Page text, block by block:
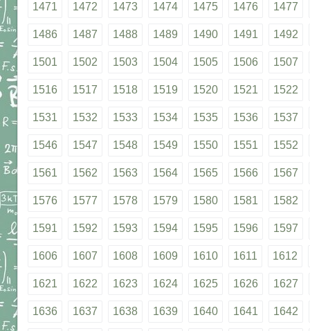
1471 1472 1473 1474 1475 1476 1477
1486 1487 1488 1489 1490 1491 1492
1501 1502 1503 1504 1505 1506 1507
1516 1517 1518 1519 1520 1521 1522
1531 1532 1533 1534 1535 1536 1537
1546 1547 1548 1549 1550 1551 1552
1561 1562 1563 1564 1565 1566 1567
1576 1577 1578 1579 1580 1581 1582
1591 1592 1593 1594 1595 1596 1597
1606 1607 1608 1609 1610 1611 1612
1621 1622 1623 1624 1625 1626 1627
1636 1637 1638 1639 1640 1641 1642